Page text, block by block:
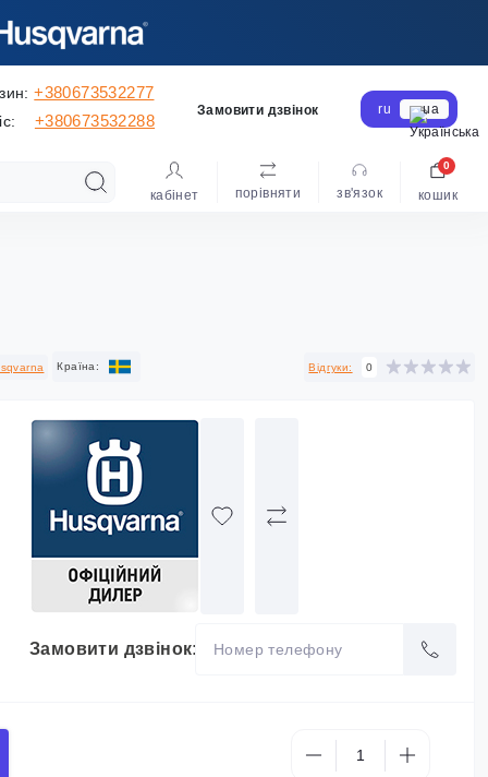
+380673532277
+380673532288
Замовити дзвінок ru ua
кабінет порівняти зв'язок кошик
0
Країна: Відгуки: 0
Замовити дзвінок: